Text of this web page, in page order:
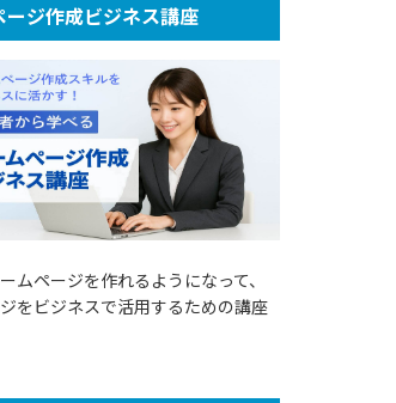
ージ作成ビジネス講座
ムページを作れるようになって、
をビジネスで活用するための講座